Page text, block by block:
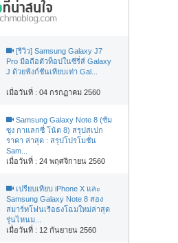
[รีวิว] Samsung Galaxy J7
Pro มือถือตัวท็อปในซีรี่ส์ Galaxy
J ด้วยฟังก์ชันเทียบเท่า Gal...
เมื่อวันที่ : 04 กรกฏาคม 2560
Samsung Galaxy Note 8 (ซัม
ซุง กาแลกซี่ โน้ต 8) สรุปสเปก
ราคา ล่าสุด : สรุปโปรโมชั่น
Sam...
เมื่อวันที่ : 24 พฤศจิกายน 2560
เปรียบเทียบ iPhone X และ
Samsung Galaxy Note 8 สอง
สมาร์ทโฟนเรือธงโฉมใหม่ล่าสุด
รุ่นไหนม...
เมื่อวันที่ : 12 กันยายน 2560